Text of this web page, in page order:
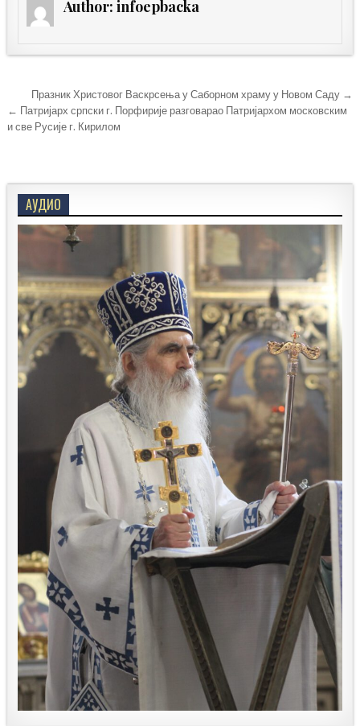
Author:infoepbacka
Кретање
чланка
Празник Христовог Васкрсења у Саборном храму у Новом Саду →
← Патријарх српски г. Порфирије разговарао Патријархом московским
и све Русије г. Кирилом
АУДИО